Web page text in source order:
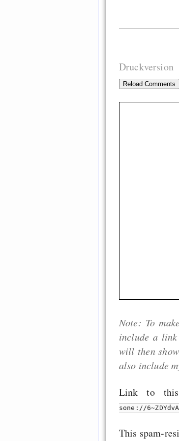
Druckversion
Reload Comments
Note: To
include a
will then
also include
Link to
sone://
This spam-